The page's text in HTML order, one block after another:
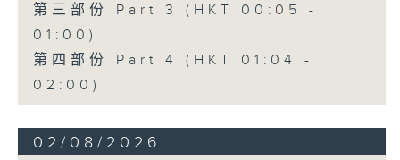
第三部份 Part 3 (HKT 00:05 -
01:00)
第四部份 Part 4 (HKT 01:04 -
02:00)
02/08/2026